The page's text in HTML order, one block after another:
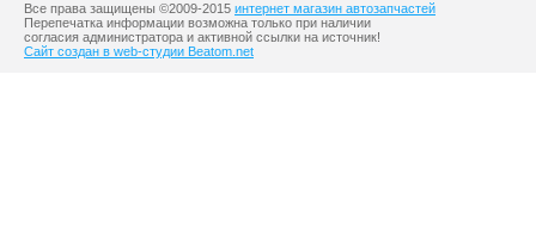
Все права защищены ©2009-2015 интернет магазин автозапчастей
Перепечатка информации возможна только при наличии
согласия администратора и активной ссылки на источник!
Сайт создан в web-студии Beatom.net